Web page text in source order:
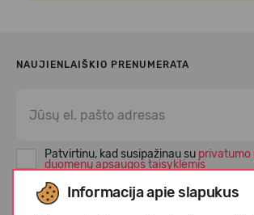
Informacija apie slapukus
NAUJIENLAIŠKIO PRENUMERATA
Patvirtinu, kad susipažinau su privatumo
duomenų apsaugos taisyklėmis